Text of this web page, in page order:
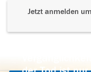
Jetzt anmelden